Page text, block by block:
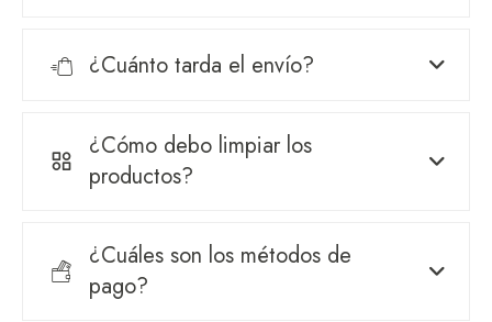
¿Cuánto tarda el envío?
¿Cómo debo limpiar los
productos?
¿Cuáles son los métodos de
pago?